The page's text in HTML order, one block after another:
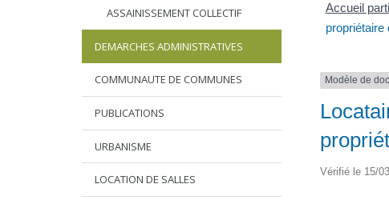
ASSAINISSEMENT COLLECTIF
DEMARCHES ADMINISTRATIVES
COMMUNAUTE DE COMMUNES
PUBLICATIONS
URBANISME
LOCATION DE SALLES
Accueil
propriétaire
Modèle de
Vérifié le 15/